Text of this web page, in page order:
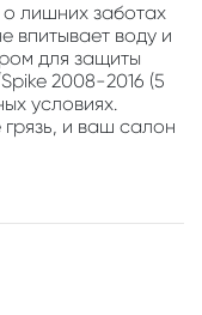
о лишних заботах
впитывает воду и
для защиты
2008-2016 (5
условиях.
и ваш салон